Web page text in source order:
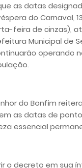
as datas
do Carnaval,
feira de cinzas),
Municipal de
operando
do Bonfim
as datas de
essencial
o decreto em sua